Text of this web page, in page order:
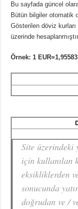
Bu sayfada güncel
Bütün bilgiler otomatik
Gösterilen döviz
üzerinde
Örnek: 1
Site üzerindeki
için kullanılan
eksikliklerden
sonucunda
doğrudan ve /